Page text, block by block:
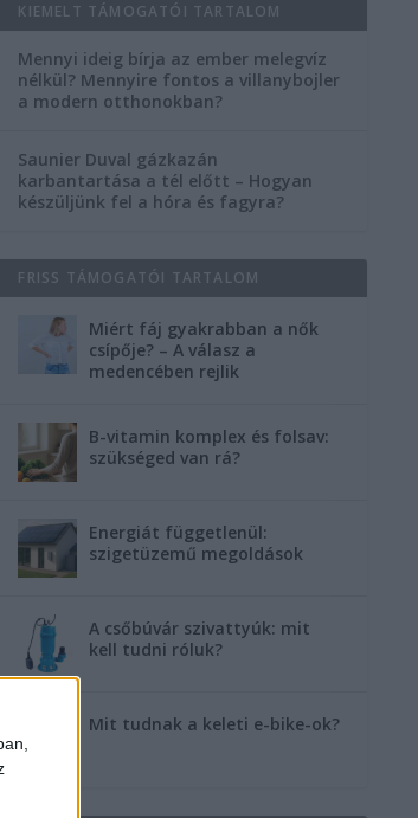
KIEMELT TÁMOGATÓI TARTALOM
Mennyi ideig bírja az ember melegvíz
nélkül? Mennyire fontos a villanybojler
a modern otthonokban?
Saunier Duval gázkazán
karbantartása a tél előtt – Hogyan
készüljünk fel a hóra és fagyra?
FRISS TÁMOGATÓI TARTALOM
Miért fáj gyakrabban a nők
csípője? – A válasz a
medencében rejlik
B-vitamin komplex és folsav:
szükséged van rá?
Energiát függetlenül:
szigetüzemű megoldások
A csőbúvár szivattyúk: mit
kell tudni róluk?
Mit tudnak a keleti e-bike-ok?